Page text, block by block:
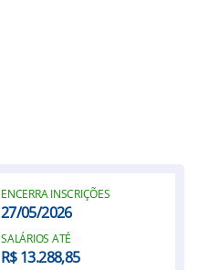
ENCERRA INSCRIÇÕES
27/05/2026
SALÁRIOS ATÉ
R$ 13.288,85